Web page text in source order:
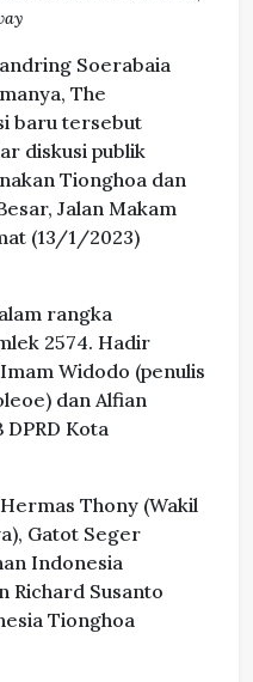
Soerabaia
The
baru tersebut
diskusi publik
Tionghoa dan
Jalan Makam
(13/1/2023)
rangka
2574. Hadir
Widodo (penulis
dan Alfian
Kota
Thony (Wakil
Gatot Seger
Indonesia
Richard Susanto
Tionghoa